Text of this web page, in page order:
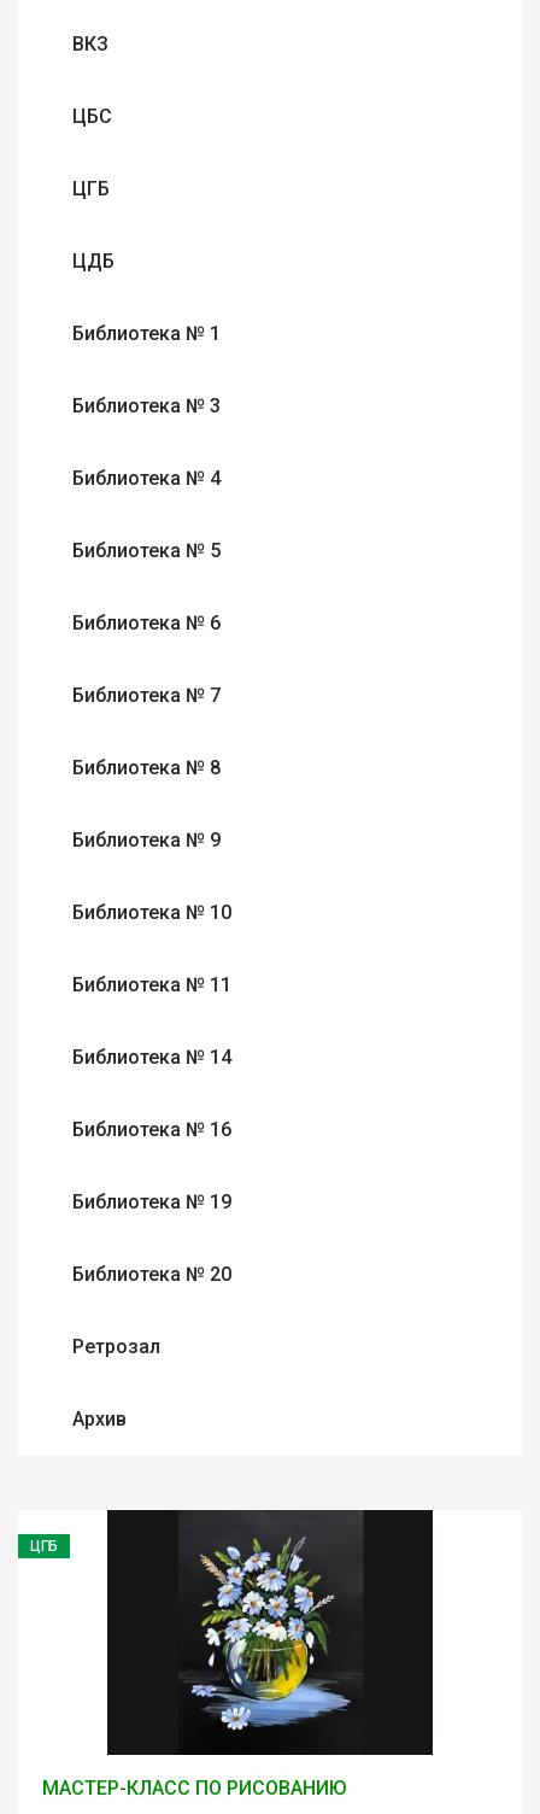
ВКЗ
ЦБС
ЦГБ
ЦДБ
Библиотека № 1
Библиотека № 3
Библиотека № 4
Библиотека № 5
Библиотека № 6
Библиотека № 7
Библиотека № 8
Библиотека № 9
Библиотека № 10
Библиотека № 11
Библиотека № 14
Библиотека № 16
Библиотека № 19
Библиотека № 20
Ретрозал
Архив
ЦГБ
МАСТЕР-КЛАСС ПО РИСОВАНИЮ